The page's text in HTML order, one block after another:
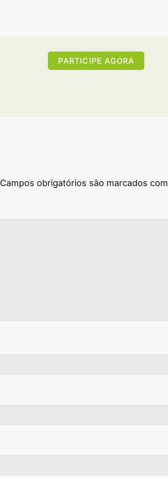
PARTICIPE AGORA
Campos obrigatórios são marcados com